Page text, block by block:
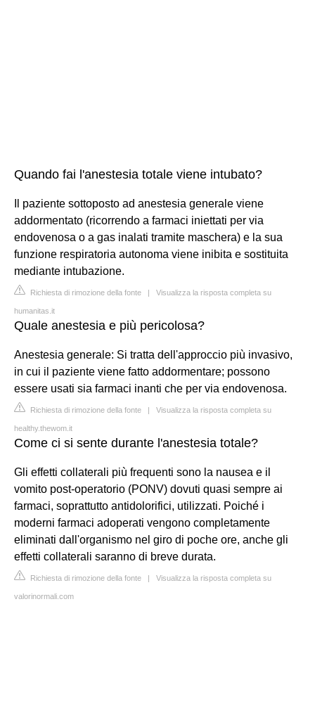
Quando fai l'anestesia totale viene intubato?
Il paziente sottoposto ad anestesia generale viene
addormentato (ricorrendo a farmaci iniettati per via
endovenosa o a gas inalati tramite maschera) e la sua
funzione respiratoria autonoma viene inibita e sostituita
mediante intubazione.
Richiesta di rimozione della fonte | Visualizza la risposta completa su
humanitas.it
Quale anestesia e più pericolosa?
Anestesia generale: Si tratta dell'approccio più invasivo,
in cui il paziente viene fatto addormentare; possono
essere usati sia farmaci inanti che per via endovenosa.
Richiesta di rimozione della fonte | Visualizza la risposta completa su
healthy.thewom.it
Come ci si sente durante l'anestesia totale?
Gli effetti collaterali più frequenti sono la nausea e il
vomito post-operatorio (PONV) dovuti quasi sempre ai
farmaci, soprattutto antidolorifici, utilizzati. Poiché i
moderni farmaci adoperati vengono completamente
eliminati dall'organismo nel giro di poche ore, anche gli
effetti collaterali saranno di breve durata.
Richiesta di rimozione della fonte | Visualizza la risposta completa su
valorinormali.com